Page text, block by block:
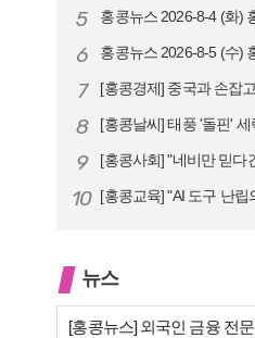
5 홍콩뉴스 2026-8-4 (화)
6 홍콩뉴스 2026-8-5 (수)
7 [홍콩경제] 중국과 손잡고 금융
8 [홍콩날씨] 태풍 '돌핀' 세
9 [홍콩사회] "네비만 믿다간 큰일
10 [홍콩교육] "AI 도구 난립의 역습
뉴스